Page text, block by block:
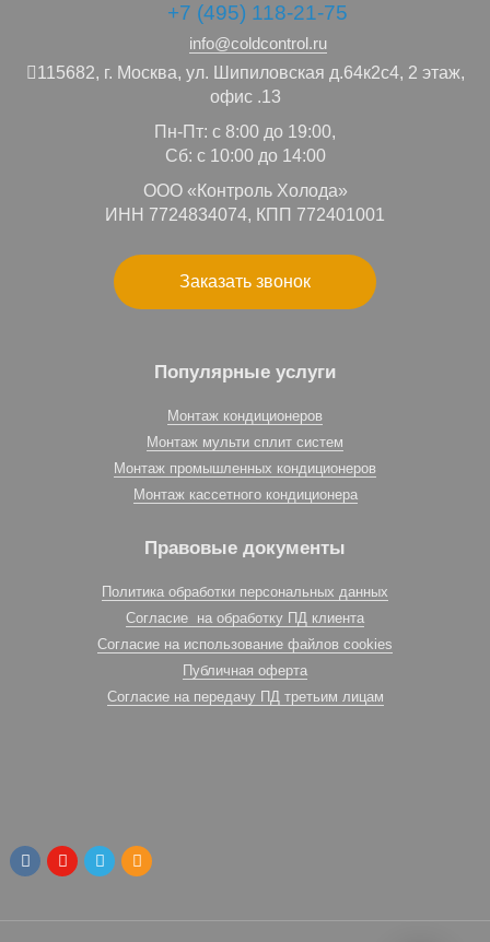
+7 (495) 118-21-75
info@coldcontrol.ru
115682, г. Москва, ул. Шипиловская д.64к2с4, 2 этаж,
офис .13
Пн-Пт: с 8:00 до 19:00,
Сб: с 10:00 до 14:00
ООО «Контроль Холода»
ИНН 7724834074, КПП 772401001
Заказать звонок
Популярные услуги
Монтаж кондиционеров
Монтаж мульти сплит систем
Монтаж промышленных кондиционеров
Монтаж кассетного кондиционера
Правовые документы
Политика обработки персональных данных
Согласие на обработку ПД клиента
Согласие на использование файлов cookies
Публичная оферта
Согласие на передачу ПД третьим лицам